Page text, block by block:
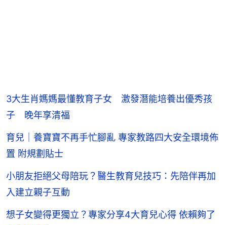
3大生肖媽媽最懂教育子女 激發潛能培養出優秀孩
子 晚年享清福
育兒｜養寶寶不再手忙腳亂 專家教路四大安全環境佈
置 附規劃貼士
小朋友拒絕父母陪玩？醫生教育兒技巧：先陪伴再加
入建立親子互動
想子女變得更獨立？專家分享4大育兒心得 依賴夠了